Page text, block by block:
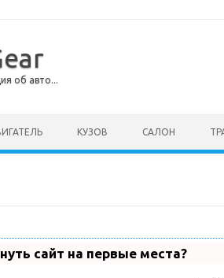
об авто...
КУЗОВ САЛОН
сайт на первые места?